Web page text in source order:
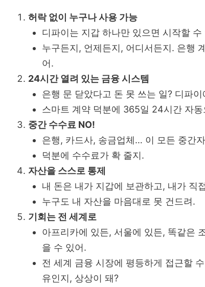
허락 없이 누구나 사용 가능
디파이는 지갑 하나만 있으면 시작할 수
누구든지, 언제든지, 어디서든지. 은행
어.
24시간 열려 있는 금융 시스템
은행 문 닫았다고 돈 못 쓰는 일? 디파
스마트 계약 덕분에 365일 24시간 자동
중간 수수료 NO!
은행, 카드사, 송금업체… 이 모든 중간
덕분에 수수료가 확 줄지.
자산을 스스로 통제
내 돈은 내가 지갑에 보관하고, 내가 직
누구도 내 자산을 마음대로 못 건드려.
기회는 전 세계로
아프리카에 있든, 서울에 있든, 똑같은
을 수 있어.
전 세계 금융 시장에 평등하게 접근할
유인지, 상상이 돼?